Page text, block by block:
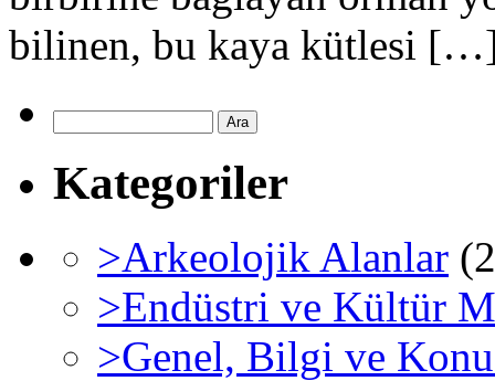
bilinen, bu kaya kütlesi
Kategoriler
>Arkeolojik Alanlar
>Endüstri ve Kültür
>Genel, Bilgi ve Konu